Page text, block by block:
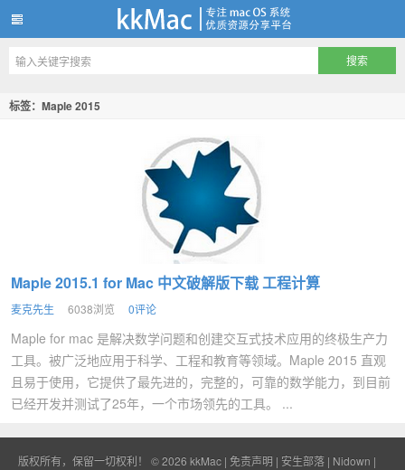
kkMac
标签：Maple 2015
Maple 2015.1 for Mac 中文破解版下载 工程计算
麦克先生 6038浏览 0评论
Maple for mac 是解决数学问题和创建交互式技术应用的终极生产力
工具。被广泛地应用于科学、工程和教育等领域。Maple 2015 直观
且易于使用，它提供了最先进的，完整的，可靠的数学能力，到目前
已经开发并测试了25年，一个市场领先的工具。 ...
版权所有，保留一切权利！ © 2026 kkMac | 免责声明 | 安生部落 | Nidown |